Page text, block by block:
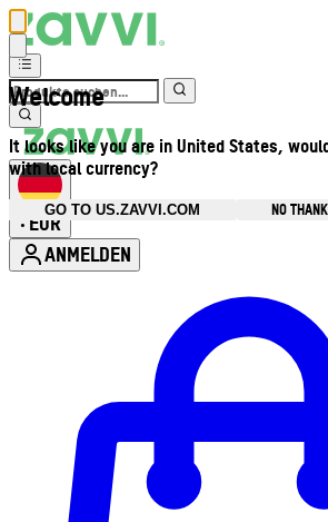
Welcome
It looks like you are in United States,
with local currency?
GO TO US.ZAVVI.COM
NO
• EUR
ANMELDEN